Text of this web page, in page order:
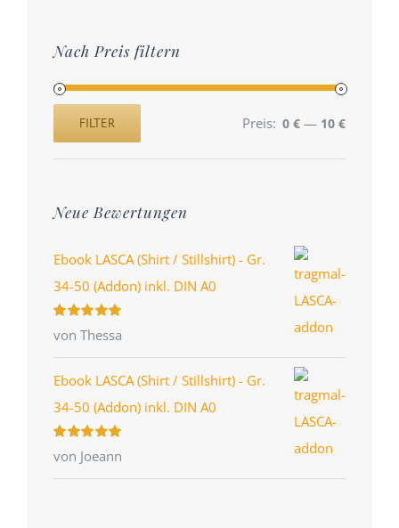
Nach Preis filtern
Preis
Preis
FILTER Preis: 0 € — 10 €
Neue Bewertungen
Ebook LASCA (Shirt / Stillshirt) - Gr.
34-50 (Addon) inkl. DIN A0
Bewertet
mit 5 von 5
von Thessa
Ebook LASCA (Shirt / Stillshirt) - Gr.
34-50 (Addon) inkl. DIN A0
Bewertet
mit 5 von 5
von Joeann